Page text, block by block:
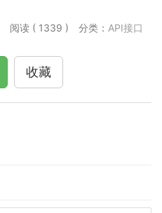
阅读 ( 1339 ) 分类： API接口
收藏